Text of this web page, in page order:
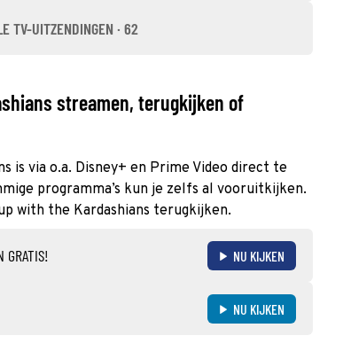
TV-UITZENDINGEN · 62
streamen, terugkijken of
is via o.a. Disney+ en Prime Video direct te
programma’s kun je zelfs al vooruitkijken.
with the Kardashians terugkijken.
GRATIS! NU KIJKEN
NU KIJKEN